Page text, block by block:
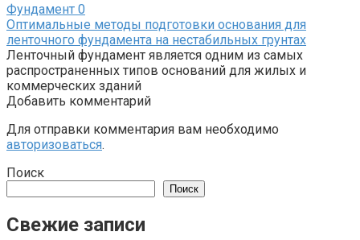
Фундамент 0
Оптимальные методы подготовки основания для
ленточного фундамента на нестабильных грунтах
Ленточный фундамент является одним из самых
распространенных типов оснований для жилых и
коммерческих зданий
Добавить комментарий
Для отправки комментария вам необходимо
авторизоваться.
Поиск
Поиск
Свежие записи